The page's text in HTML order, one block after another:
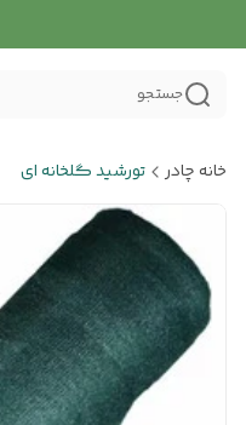
جستجو
خانه چادر تورشید گلخانه ای